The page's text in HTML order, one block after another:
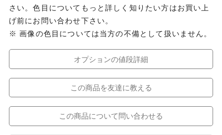
さい。色目についてもっと詳しく知りたい方はお買い上
げ前にお問い合わせ下さい。
※ 画像の色目については当方の不備として扱いません。
オプションの値段詳細
この商品を友達に教える
この商品について問い合わせる